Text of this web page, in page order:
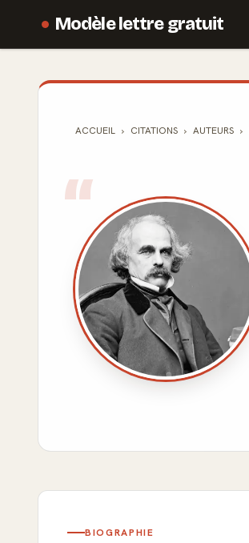
Modèle lettre gratuit
ACCUEIL CITATIONS AUTEURS
BIOGRAPHIE